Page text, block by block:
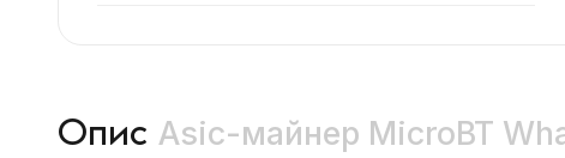
Опис Asic-майнер MicroBT